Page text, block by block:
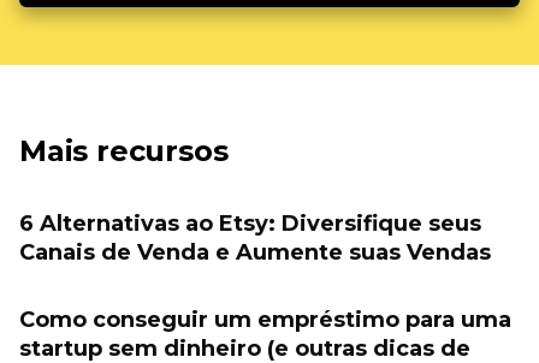
Mais recursos
6 Alternativas ao Etsy: Diversifique seus
Canais de Venda e Aumente suas Vendas
Como conseguir um empréstimo para uma
startup sem dinheiro (e outras dicas de